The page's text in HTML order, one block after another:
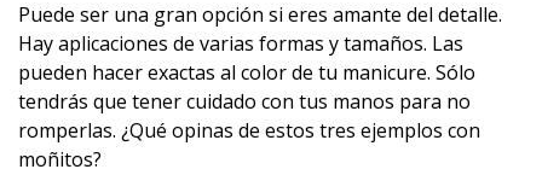
Puede ser una gran opción si eres amante del detalle.
Hay aplicaciones de varias formas y tamaños. Las
pueden hacer exactas al color de tu manicure. Sólo
tendrás que tener cuidado con tus manos para no
romperlas. ¿Qué opinas de estos tres ejemplos con
moñitos?